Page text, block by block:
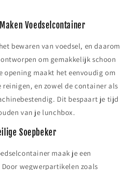
Voedselcontainer
bewaren van voedsel, en daarom
om gemakkelijk schoon
opening maakt het eenvoudig om
en zowel de container als
Dit bespaart je tijd
van je lunchbox.
Soepbeker
maak je een
wegwerpartikelen zoals